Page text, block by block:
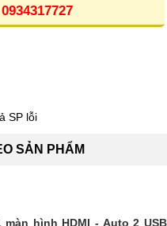
0934317727
SP lỗi
SẢN PHẨM
hình HDMI - Auto 2 USB